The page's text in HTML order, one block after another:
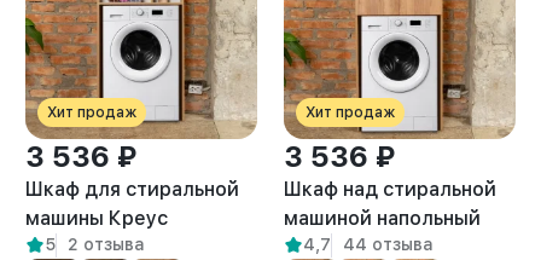
Хит продаж
3 536 ₽
Шкаф для стиральной
машины Креус
амаретто
5 2 отзыва
Хит продаж
3 536 ₽
Шкаф над стиральной
машиной напольный
Гата амаретто
4,7 44 отзыва